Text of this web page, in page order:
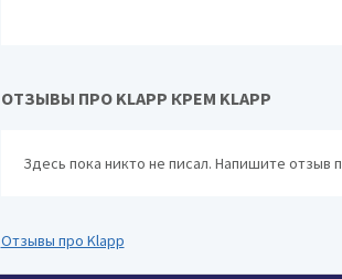
ОТЗЫВЫ ПРО KLAPP КРЕМ KLAPP
Здесь пока никто не писал. Напишите отзыв
Отзывы про Klapp